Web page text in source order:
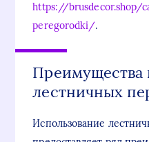
https://brusdecor.shop/
peregorodki/.
Преимущества
лестничных
Использование